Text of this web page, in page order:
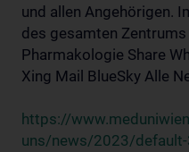
und allen Angehörigen.
des gesamten Zentrums
Pharmakologie Share
Xing Mail BlueSky Alle
https://
uns/news/2023/